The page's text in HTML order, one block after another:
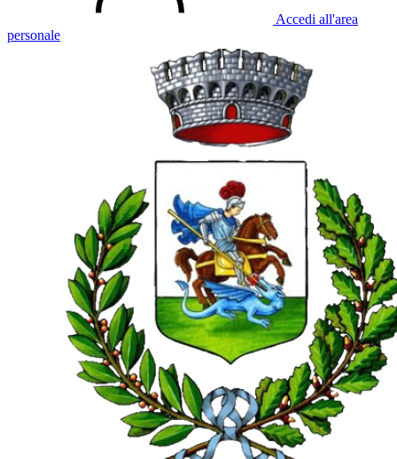
Accedi all'area
personale